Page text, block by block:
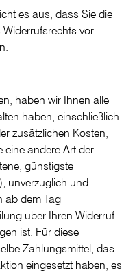
es aus, dass Sie die
vor
haben wir Ihnen alle
haben, einschließlich
zusätzlichen Kosten,
eine andere Art der
günstigste
unverzüglich und
ab dem Tag
über Ihren Widerruf
ist. Für diese
Zahlungsmittel, das
eingesetzt haben, es